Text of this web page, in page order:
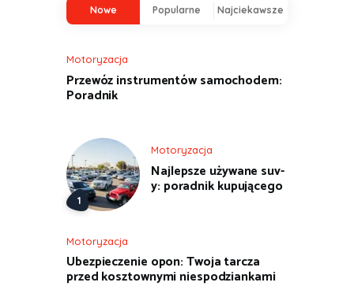
Nowe Popularne Najciekawsze
Motoryzacja
Przewóz instrumentów samochodem:
Poradnik
Motoryzacja
Najlepsze używane suv-
y: poradnik kupującego
Motoryzacja
Ubezpieczenie opon: Twoja tarcza
przed kosztownymi niespodziankami